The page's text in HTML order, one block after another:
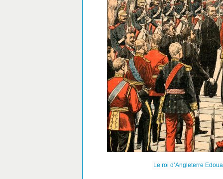
Le roi d’Angleterre